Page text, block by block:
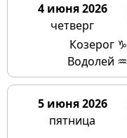
4 июня 2026
четверг
Козерог ♑
Водолей ♒
5 июня 2026
пятница